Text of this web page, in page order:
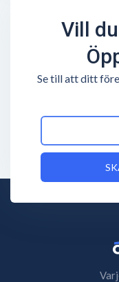
Vill
Se till att ditt